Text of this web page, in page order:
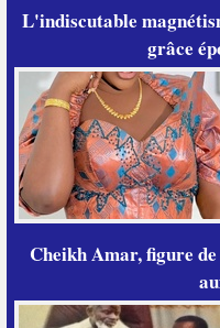
L'indiscutable
grâce
Cheikh Amar, figure